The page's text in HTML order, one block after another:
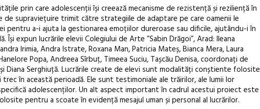
prin care adolescenții își creează mecanisme de rezistență și reziliență în
supraviețuire trimit către strategiile de adaptare pe care oamenii le
pentru a-i ajuta la gestionarea emoțiilor dureroase sau dificile, ajutându-i în
expun lucrările elevii Colegiului de Arte ”Sabin Drăgoi”, Arad: Ileana
Irimia, Andra Istrate, Roxana Man, Patricia Mateș, Bianca Mera, Laura
Popa, Andreea Sîrbuț, Timeea Suciu, Tașcău Denisa, coordonați de
Diana Serghiuță. Lucrările create de elevi sunt modalități conștiente folosite
în această perioadă. Ele sunt testimoniale ale trăirilor, ale lumii lor
adolescenților. Un alt aspect important în cadrul acestui proiect este
pentru a scoate în evidență mesajul uman și personal al lucrărilor.